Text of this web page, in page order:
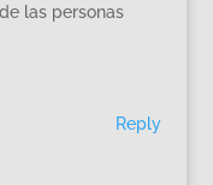
las personas
Reply